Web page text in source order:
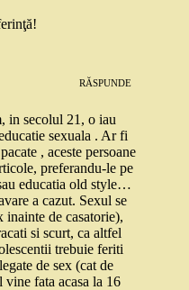
RĂSPUNDE
in secolul 21, o iau
sexuala . Ar fi
, aceste persoane
preferandu-le pe
educatia old style…
a cazut. Sexul se
inainte de casatorie),
si scurt, ca altfel
trebuie feriti
de sex (cat de
fata acasa la 16